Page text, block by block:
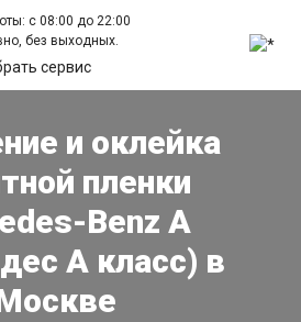
с 08:00 до 22:00
без выходных.
сервис
и оклейка
пленки
Benz A
А класс) в